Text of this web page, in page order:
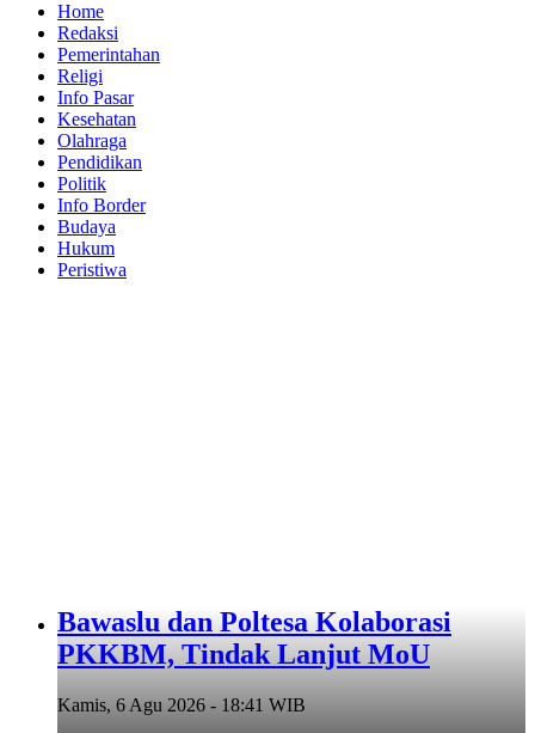
Home
Redaksi
Pemerintahan
Religi
Info Pasar
Kesehatan
Olahraga
Pendidikan
Politik
Info Border
Budaya
Hukum
Peristiwa
Bawaslu dan Poltesa Kolaborasi
PKKBM, Tindak Lanjut MoU
Kamis, 6 Agu 2026 - 18:41 WIB